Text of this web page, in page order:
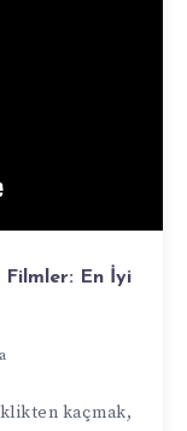
En İyi
kaçmak,